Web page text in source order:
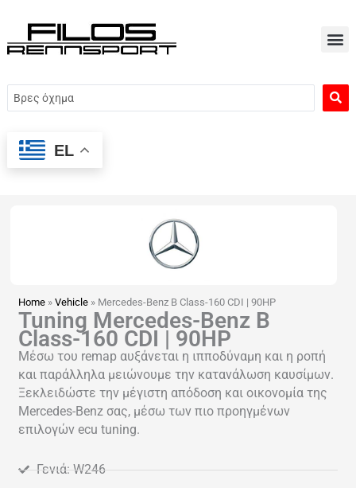
περιεχόμενο
Search
...
EL
Home »Vehicle » Mercedes-Benz B Class-160 CDI | 90HP
Tuning Mercedes-Benz B
Class-160 CDI | 90HP
Μέσω του remap αυξάνεται η ιπποδύναμη και η ροπή
και παράλληλα μειώνουμε την κατανάλωση καυσίμων.
Ξεκλειδώστε την μέγιστη απόδοση και οικονομία της
Mercedes-Benz σας, μέσω των πιο προηγμένων
επιλογών ecu tuning.
Γενιά: W246